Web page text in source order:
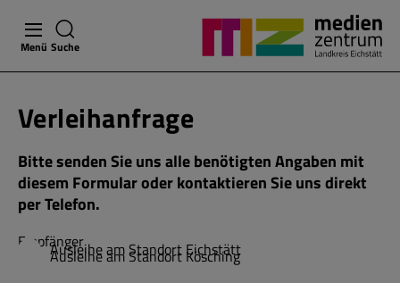
Menü Suche
Verleihanfrage
Bitte senden Sie uns alle benötigten Angaben mit
diesem Formular oder kontaktieren Sie uns direkt
per Telefon.
EmpfängerAusleihe am Standort Eichstätt
Ausleihe am Standort Kösching